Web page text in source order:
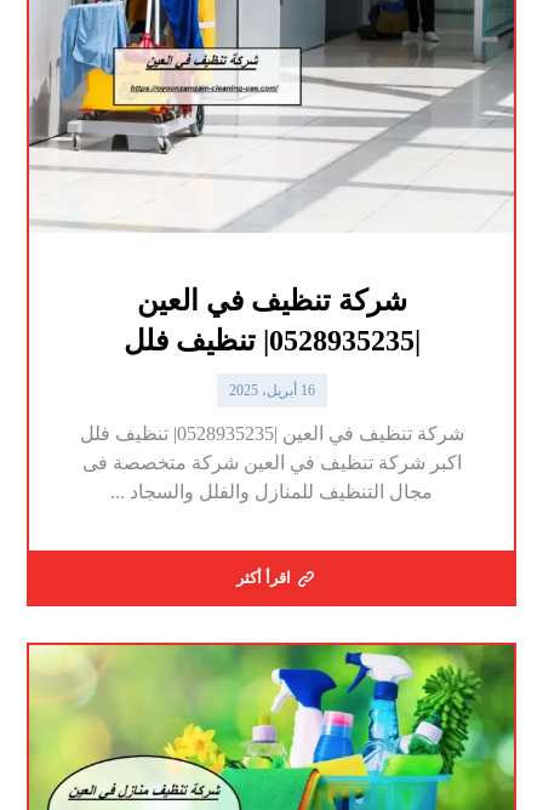
شركة تنظيف في العين
|0528935235| تنظيف فلل
16 أبريل، 2025
شركة تنظيف في العين |0528935235| تنظيف فلل
اكبر شركة تنظيف في العين شركة متخصصة فى
مجال التنظيف للمنازل والفلل والسجاد ...
اقرأ أكثر